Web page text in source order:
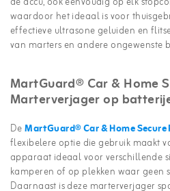
waardoor het ideaal is voor
effectieve ultrasone geluiden en
van marters en andere ongewenste
MartGuard® Car & Home
Marterverjager op
DeMartGuard® Car & Home
flexibelere optie die gebruik maakt
apparaat ideaal voor verschillende
kamperen of op plekken waar geen
Daarnaast is deze marterverjager